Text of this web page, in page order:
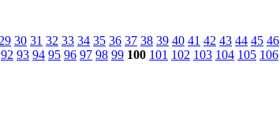
29 30 31 32 33 34 35 36 37 38 39 40 41 42 43 44 45 46
92 93 94 95 96 97 98 99 100 101 102 103 104 105 106